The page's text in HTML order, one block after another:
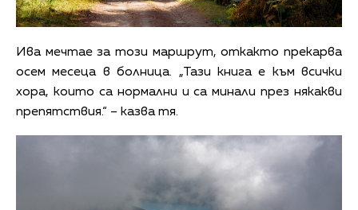
Ива мечтае за този маршрут, откакто прекарва
осем месеца в болница. „Тази книга е към всички
хора, които са нормални и са минали през някакви
препятствия.“ – казва тя.